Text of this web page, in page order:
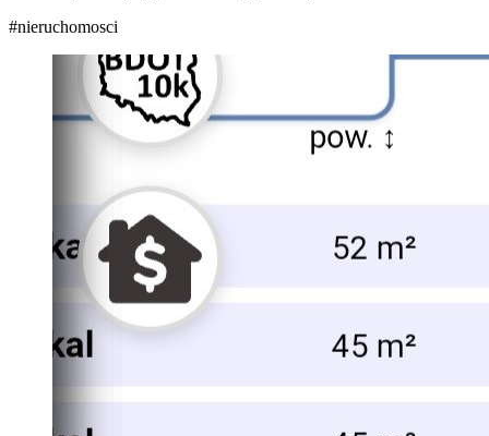
#nieruchomosci